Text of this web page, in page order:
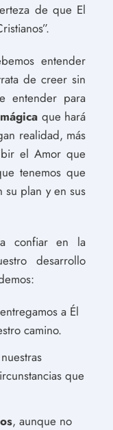
de que El
entender
de creer sin
entender para
que hará
realidad, más
el Amor que
tenemos que
su plan y en sus
confiar en la
desarrollo
a Él
camino.
que
, aunque no